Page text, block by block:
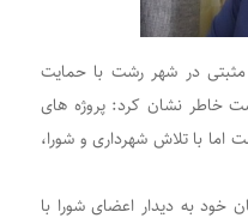
مثبتی در شهر رشت با حمایت
خاطر نشان کرد: پروژه های
با تلاش شهرداری و شورا،
به دیدار اعضای شورا با